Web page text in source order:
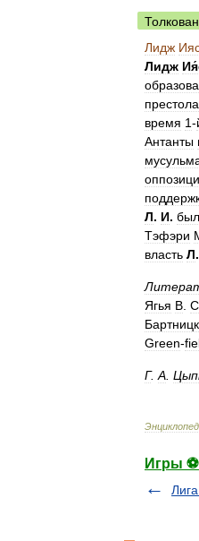
Лидж
Лидж
престола
время 1-
Антанты
Л. И. был
Тэфэри
власть Л.
Ягья В С
Green-
Г. А
Игры ⚽